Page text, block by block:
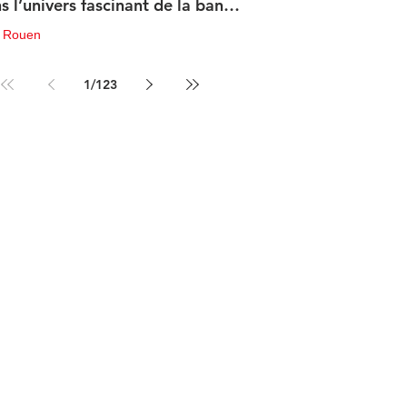
l’univers fascinant de la bande
de science-fiction
1/123